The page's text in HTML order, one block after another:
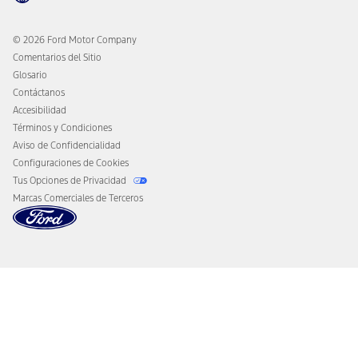
Ford Heritage Vault
Aviso al Consumidor de California
Desconectar el Acceso Remoto al Vehículo
© 2026 Ford Motor Company
Comentarios del Sitio
Glosario
Contáctanos
Accesibilidad
Términos y Condiciones
Aviso de Confidencialidad
Configuraciones de Cookies
Tus Opciones de Privacidad
Marcas Comerciales de Terceros